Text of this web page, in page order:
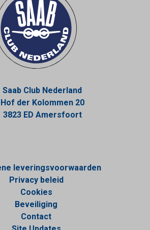
Saab Club Nederland
Hof der Kolommen 20
3823 ED Amersfoort
leveringsvoorwaarden
Privacy beleid
Cookies
Beveiliging
Contact